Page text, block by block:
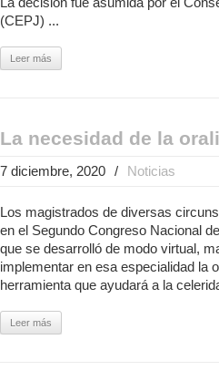
(CEPJ) ...
Leer más
La necesidad de la
7 diciembre, 2020 / Noticias
Los magistrados de diversas
en el Segundo Congreso Nacional
que se desarrolló de modo virtual,
implementar en esa especialidad la
herramienta que ayudará a la
Leer más